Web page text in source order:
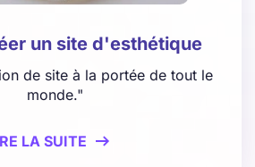
un site d'esthétique
de site à la portée de tout le
monde."
LA SUITE 